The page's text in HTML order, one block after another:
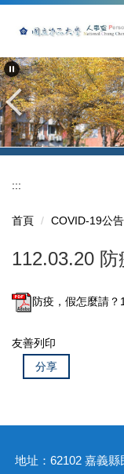
要
內
容
區
:::
首頁 COVID-19公告
112.03.20 防
防疫，假怎麼請
友善列印
分享
地址：62102 嘉義